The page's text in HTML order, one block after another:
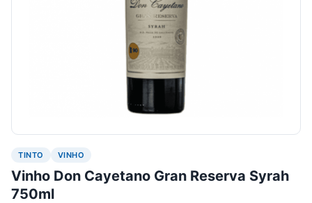
TINTO VINHO
Vinho Don Cayetano Gran Reserva Syrah
750ml